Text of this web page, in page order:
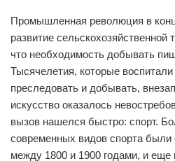
Промышленная революция в
развитие сельскохозяйственной
что необходимость добывать
Тысячелетия, которые
преследовать и добывать,
искусство оказалось
вызов нашелся быстро: спорт.
современных видов спорта
между 1800 и 1900 годами, и еще